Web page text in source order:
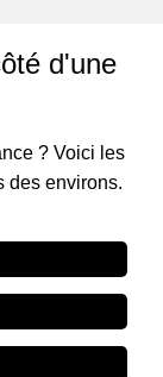
d'une
? Voici les
des environs.